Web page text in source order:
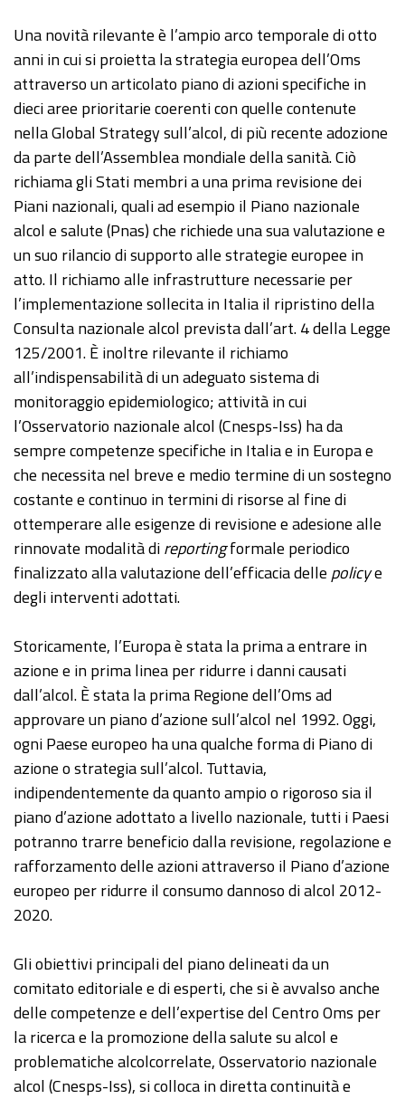
Una novità rilevante è l’ampio arco temporale di otto
anni in cui si proietta la strategia europea dell’Oms
attraverso un articolato piano di azioni specifiche in
dieci aree prioritarie coerenti con quelle contenute
nella Global Strategy sull’alcol, di più recente adozione
da parte dell’Assemblea mondiale della sanità. Ciò
richiama gli Stati membri a una prima revisione dei
Piani nazionali, quali ad esempio il Piano nazionale
alcol e salute (Pnas) che richiede una sua valutazione e
un suo rilancio di supporto alle strategie europee in
atto. Il richiamo alle infrastrutture necessarie per
l’implementazione sollecita in Italia il ripristino della
Consulta nazionale alcol prevista dall’art. 4 della Legge
125/2001. È inoltre rilevante il richiamo
all’indispensabilità di un adeguato sistema di
monitoraggio epidemiologico; attività in cui
l’Osservatorio nazionale alcol (Cnesps-Iss) ha da
sempre competenze specifiche in Italia e in Europa e
che necessita nel breve e medio termine di un sostegno
costante e continuo in termini di risorse al fine di
ottemperare alle esigenze di revisione e adesione alle
rinnovate modalità direportingformale periodico
finalizzato alla valutazione dell’efficacia delle policye
degli interventi adottati.
Storicamente, l’Europa è stata la prima a entrare in
azione e in prima linea per ridurre i danni causati
dall’alcol. È stata la prima Regione dell’Oms ad
approvare un piano d’azione sull’alcol nel 1992. Oggi,
ogni Paese europeo ha una qualche forma di Piano di
azione o strategia sull’alcol. Tuttavia,
indipendentemente da quanto ampio o rigoroso sia il
piano d’azione adottato a livello nazionale, tutti i Paesi
potranno trarre beneficio dalla revisione, regolazione e
rafforzamento delle azioni attraverso il Piano d’azione
europeo per ridurre il consumo dannoso di alcol 2012-
2020.
Gli obiettivi principali del piano delineati da un
comitato editoriale e di esperti, che si è avvalso anche
delle competenze e dell’expertise del Centro Oms per
la ricerca e la promozione della salute su alcol e
problematiche alcolcorrelate, Osservatorio nazionale
alcol (Cnesps-Iss), si colloca in diretta continuità e